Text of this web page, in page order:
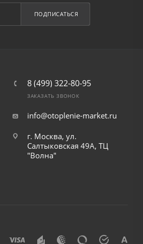
ПОДПИСАТЬСЯ
8 (499) 322-80-95
ЗАКАЗАТЬ ЗВОНОК
info@otoplenie-market.ru
г. Москва, ул.
Салтыковская 49А, ТЦ
"Волна"